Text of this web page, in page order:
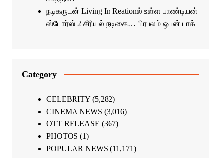
நடிகருடன் Living In Reationல் உள்ள பாண்டியன்
ஸ்டோர்ஸ் 2 சீரியல் நடிகை… பிரபலம் ஒபன் டாக்
Category
CELEBRITY(5,282)
CINEMA NEWS (3,016)
OTT RELEASE (367)
PHOTOS (1)
POPULAR NEWS (11,171)